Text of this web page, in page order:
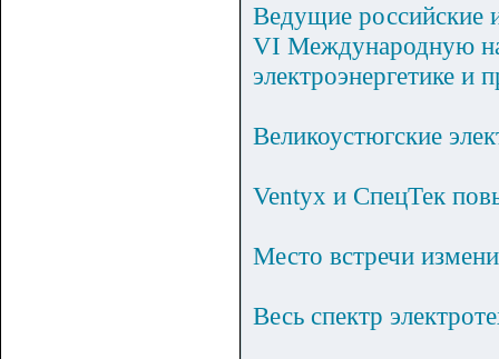
Ведущие российские
VI Международную
электроэнергетике
Великоустюгские
Ventyx и СпецТек
Место встречи
Весь спектр